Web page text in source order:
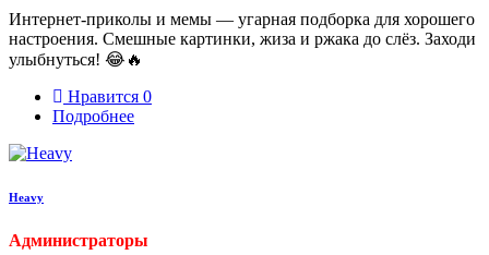
Интернет-приколы и мемы — угарная подборка для хорошего
настроения. Смешные картинки, жиза и ржака до слёз. Заходи
улыбнуться! 😂🔥
Нравится 0
Подробнее
Heavy
Администраторы